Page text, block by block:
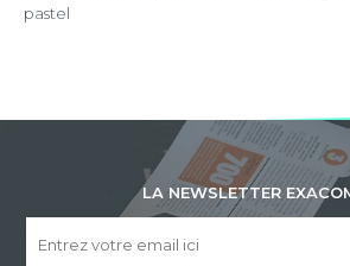
pastel
LA NEWSLETTER